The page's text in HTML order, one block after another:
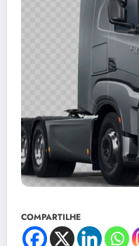
COMPARTILHE